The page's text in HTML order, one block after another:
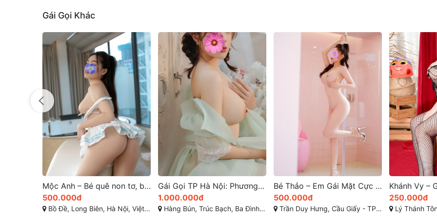
Gái Gọi Khác
Gái Gọi TP Hà Nội: Phương Trình Em Gái Xinh Teen Quyến Rũ Đa Tình – Hàng Gái Gọi Cao Cấp Mới Lên Sóng VIP
1.000.000đ
Hàng Bún, Trúc Bạch, Ba Đình, Hà Nội
Bé Thảo – Em Gái Mặt Cực Xinh, Thân Hình Tuyệt Mỹ | Gái Gọi Cao Cấp Hà Nội
500.000đ
Trần Duy Hưng, Cầu Giấy - TP Hà Nội
Khánh Vy – Gái Gọi Gia Lâm Đam Mê Tình Cảm
250.000đ
Lý Thánh Tông, tt. Trâu Quỳ, Gia Lâm, Hà Nội
1.000.000đ
Phố Hoàng Cầu, Ô